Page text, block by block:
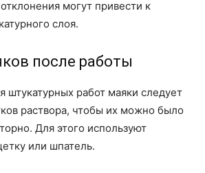
могут привести к
слоя.
после работы
штукатурных работ маяки следует
раствора, чтобы их можно было
Для этого используют
или шпатель.